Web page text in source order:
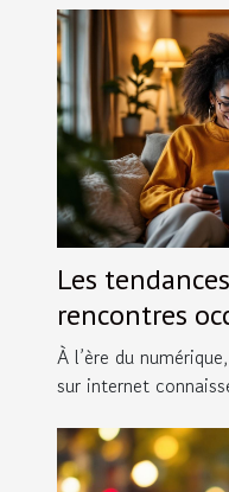
Les
rencontres
internet
À l’ère du
sur internet